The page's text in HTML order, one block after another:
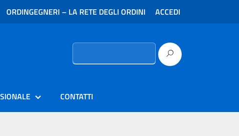
ORDINGEGNERI – LA RETE DEGLI ORDINI ACCEDI
Ricerca
CONTATTI